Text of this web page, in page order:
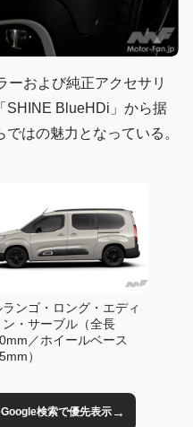
ーおよび純正アクセサリ
SHINE BlueHDi」から据
はの魅力となっている。
ンゴ・ロング・エディ
ン・サーブル（全長
／ホイールベース
）
検索で優先表示→